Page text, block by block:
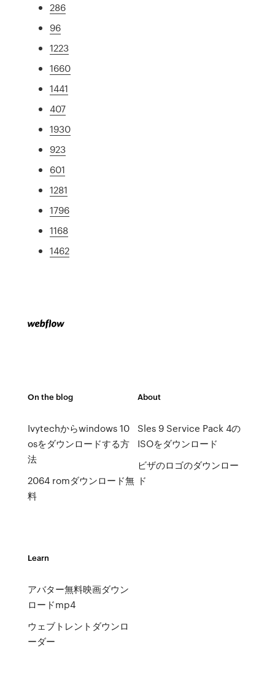
286
96
1223
1660
1441
407
1930
923
601
1281
1796
1168
1462
On the blog
Ivytechからwindows 10
osをダウンロードする方
法
2064 romダウンロード無
料
About
Sles 9 Service Pack 4の
ISOをダウンロード
ビザのロゴのダウンロー
ド
Learn
アバター無料映画ダウン
ロードmp4
ウェブトレントダウンロ
ーダー